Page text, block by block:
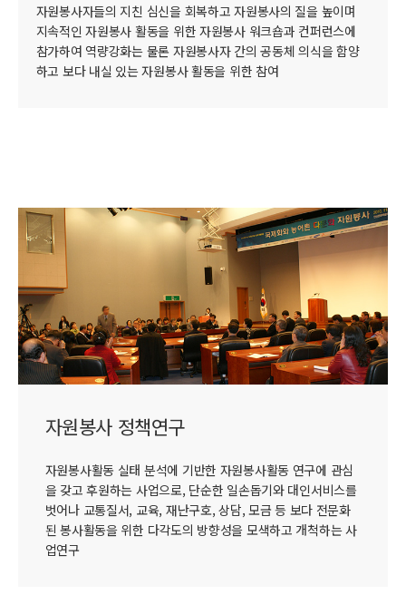
자원봉사자들의 지친 심신을 회복하고 자원봉사의 질을 높이며
지속적인 자원봉사 활동을 위한 자원봉사 워크숍과 컨퍼런스에
참가하여 역량강화는 물론 자원봉사자 간의 공동체 의식을 함양
하고 보다 내실 있는 자원봉사 활동을 위한 참여
자원봉사 정책연구
자원봉사활동 실태 분석에 기반한 자원봉사활동 연구에 관심
을 갖고 후원하는 사업으로, 단순한 일손돕기와 대인서비스를
벗어나 교통질서, 교육, 재난구호, 상담, 모금 등 보다 전문화
된 봉사활동을 위한 다각도의 방향성을 모색하고 개척하는 사
업연구